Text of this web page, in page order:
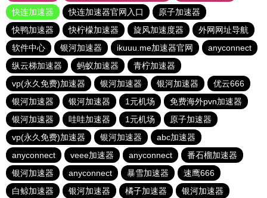
快连加速器
快连加速器官网入口
原子加速器
快鸭加速器
快柠檬加速器 旋风加速度器
外网网址导航
软件中心
银河加速器 ikuuu.me加速器官网
anyconnect
纵云梯加速器
蚂蚁加速器
青柠加速器
vp(永久免费)加速器
银河加速器 银河加速器
优云666
银河加速器
银河加速器 1元机场
免费海外pvn加速器
银河加速器
哇哇加速器 1元机场
原子加速器
vp(永久免费)加速器
银河加速器
abc加速器
anyconnect
veee加速器 anyconnect
番石榴加速器
银河加速器
anyconnect 暴雪加速器
速鹰666
白鲸加速器
银河加速器 橘子加速器 银河加速器